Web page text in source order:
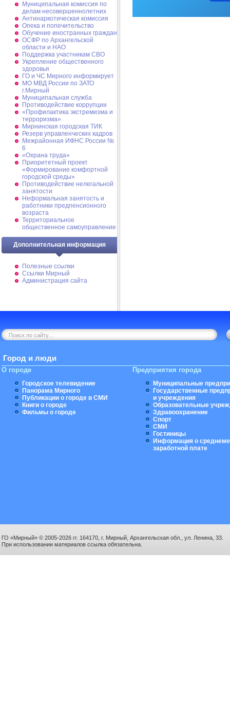
Муниципальная комиссия по
делам несовершеннолетних
Антинаркотическая комиссия
Опека и попечительство
Обучение иностранных граждан
ОСФР по Архангельской
области и НАО
Поддержка участникам СВО
Укрепление общественного
здоровья
ГО и ЧС Мирного информирует
МО МВД России по ЗАТО
г.Мирный
Муниципальная cлужба
Противодействие коррупции
«Профилактика экстремизма и
терроризма»
Мирнинская городская ТИК
Резерв управленческих кадров
Межрайонная ИФНС России №
6
«Охрана труда»
Приоритетный проект
«Формирование комфортной
городской среды»
Противодействие нелегальной
занятости
Неформальная занятость и
работники предпенсионного
возраста
Территориальное
общественное самоуправление
Дополнительная информация
Полезные ссылки
Ссылки Мирный
Администрация сайта
Город и люди
О городе
Городское телевидение
Панорама Мирного
Публикации о городе в СМИ
Книги о городе
Фильмы о городе
Предприятия города
Муниципальные
Государственные
и учреждения
Образовательные
Здравоохранение
Спорт
СМИ
Гостиницы
Информация о
заработной плате
ГО «Мирный» © 2005-2026 гг. 164170, г. Мирный, Архангельская обл., ул. Ленина, 33.
При использовании материалов ссылка обязательна.